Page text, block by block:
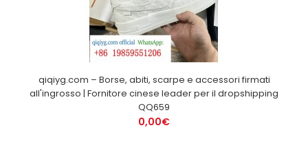
qiqiyg.com – Borse, abiti, scarpe e accessori firmati
all'ingrosso | Fornitore cinese leader per il dropshipping
QQ659
0,00€